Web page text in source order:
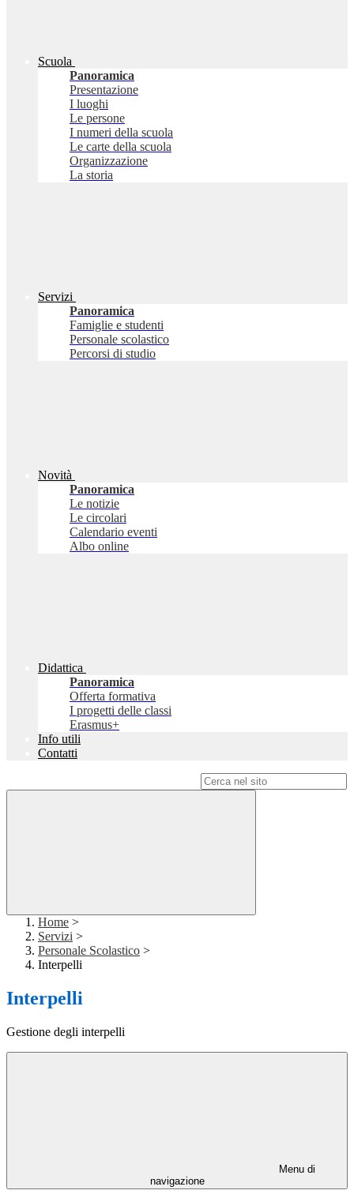
Scuola
Panoramica
Presentazione
I luoghi
Le persone
I numeri della scuola
Le carte della scuola
Organizzazione
La storia
Servizi
Panoramica
Famiglie e studenti
Personale scolastico
Percorsi di studio
Novità
Panoramica
Le notizie
Le circolari
Calendario eventi
Albo online
Didattica
Panoramica
Offerta formativa
I progetti delle classi
Erasmus+
Info utili
Contatti
Home >
Servizi >
Personale Scolastico >
Interpelli
Interpelli
Gestione degli interpelli
Menu di
navigazione